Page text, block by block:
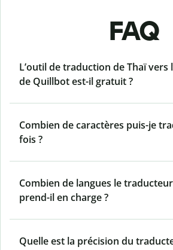
FAQ
L’outil de traduction de Thaï vers
de Quillbot est-il gratuit ?
Combien de caractères puis-je
fois ?
Combien de langues le
prend-il en charge ?
Quelle est la précision du